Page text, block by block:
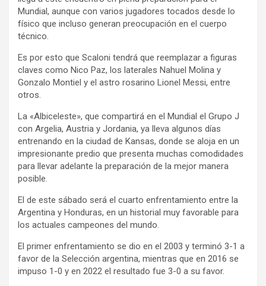
Mundial, aunque con varios jugadores tocados desde lo
físico que incluso generan preocupación en el cuerpo
técnico.
Es por esto que Scaloni tendrá que reemplazar a figuras
claves como Nico Paz, los laterales Nahuel Molina y
Gonzalo Montiel y el astro rosarino Lionel Messi, entre
otros.
La «Albiceleste», que compartirá en el Mundial el Grupo J
con Argelia, Austria y Jordania, ya lleva algunos días
entrenando en la ciudad de Kansas, donde se aloja en un
impresionante predio que presenta muchas comodidades
para llevar adelante la preparación de la mejor manera
posible.
El de este sábado será el cuarto enfrentamiento entre la
Argentina y Honduras, en un historial muy favorable para
los actuales campeones del mundo.
El primer enfrentamiento se dio en el 2003 y terminó 3-1 a
favor de la Selección argentina, mientras que en 2016 se
impuso 1-0 y en 2022 el resultado fue 3-0 a su favor.